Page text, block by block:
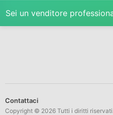
Sei un venditore
Contattaci
Copyright © 2026 Tutti i diritti